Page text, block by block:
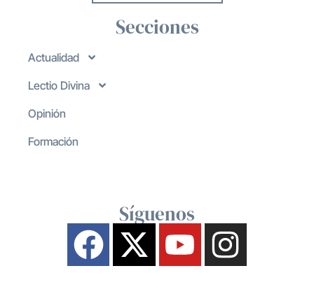
Secciones
Actualidad
Lectio Divina
Opinión
Formación
Síguenos